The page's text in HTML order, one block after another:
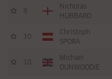
8
Nicholas
HUBBARD
10
Christoph
SPORA
10
Michael
DUNWOODIE